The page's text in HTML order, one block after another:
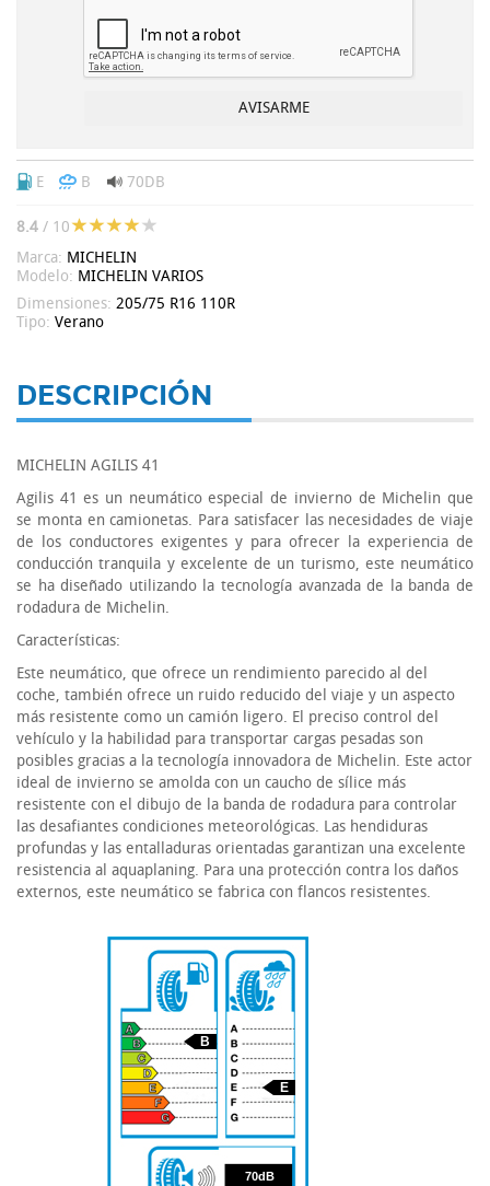
E B 70DB
8.4 / 10
Marca: MICHELIN
Modelo: MICHELIN VARIOS
Dimensiones: 205/75 R16 110R
Tipo: Verano
DESCRIPCIÓN
MICHELIN AGILIS 41
Agilis 41 es un neumático especial de invierno de Michelin que
se monta en camionetas. Para satisfacer las necesidades de viaje
de los conductores exigentes y para ofrecer la experiencia de
conducción tranquila y excelente de un turismo, este neumático
se ha diseñado utilizando la tecnología avanzada de la banda de
rodadura de Michelin.
Características:
Este neumático, que ofrece un rendimiento parecido al del
coche, también ofrece un ruido reducido del viaje y un aspecto
más resistente como un camión ligero. El preciso control del
vehículo y la habilidad para transportar cargas pesadas son
posibles gracias a la tecnología innovadora de Michelin. Este actor
ideal de invierno se amolda con un caucho de sílice más
resistente con el dibujo de la banda de rodadura para controlar
las desafiantes condiciones meteorológicas. Las hendiduras
profundas y las entalladuras orientadas garantizan una excelente
resistencia al aquaplaning. Para una protección contra los daños
externos, este neumático se fabrica con flancos resistentes.
70
B
E
70dB